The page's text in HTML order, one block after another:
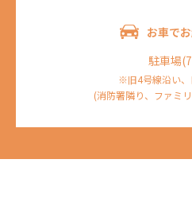
お車で
駐車場
※旧4号線沿い、
(消防署隣り、ファミ